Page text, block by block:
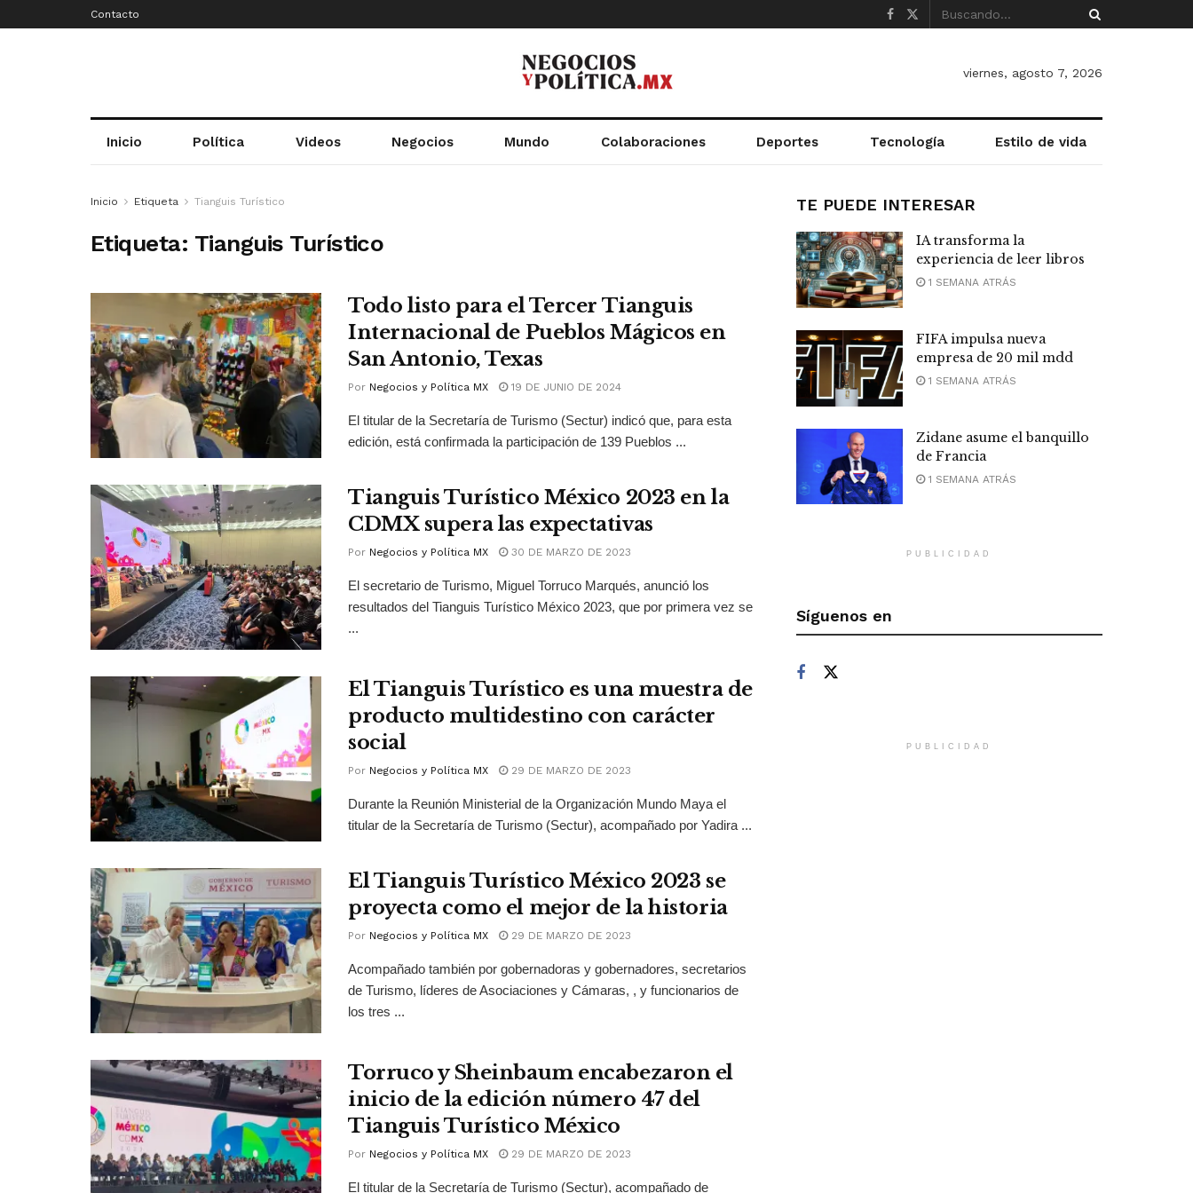
Contacto
viernes, agosto 7, 2026
Inicio Política Videos Negocios Mundo Colaboraciones Deportes Tecnología Estilo de vida
Inicio Etiqueta Tianguis Turístico
Etiqueta: Tianguis Turístico
Todo listo para el Tercer Tianguis
Internacional de Pueblos Mágicos en
San Antonio, Texas
Por Negocios y Política MX 19 DE JUNIO DE 2024
El titular de la Secretaría de Turismo (Sectur) indicó que, para esta
edición, está confirmada la participación de 139 Pueblos ...
Tianguis Turístico México 2023 en la
CDMX supera las expectativas
Por Negocios y Política MX 30 DE MARZO DE 2023
El secretario de Turismo, Miguel Torruco Marqués, anunció los
resultados del Tianguis Turístico México 2023, que por primera vez se
...
El Tianguis Turístico es una muestra de
producto multidestino con carácter
social
Por Negocios y Política MX 29 DE MARZO DE 2023
Durante la Reunión Ministerial de la Organización Mundo Maya el
titular de la Secretaría de Turismo (Sectur), acompañado por Yadira ...
El Tianguis Turístico México 2023 se
proyecta como el mejor de la historia
Por Negocios y Política MX 29 DE MARZO DE 2023
Acompañado también por gobernadoras y gobernadores, secretarios
de Turismo, líderes de Asociaciones y Cámaras, , y funcionarios de
los tres ...
Torruco y Sheinbaum encabezaron el
inicio de la edición número 47 del
Tianguis Turístico México
Por Negocios y Política MX 29 DE MARZO DE 2023
El titular de la Secretaría de Turismo (Sectur), acompañado de
TE PUEDE INTERESAR
IA transforma la
experiencia de leer libros
1 SEMANA ATRÁS
FIFA impulsa nueva
empresa de 20 mil mdd
1 SEMANA ATRÁS
Zidane asume el banquillo
de Francia
1 SEMANA ATRÁS
PUBLICIDAD
Síguenos en
PUBLICIDAD